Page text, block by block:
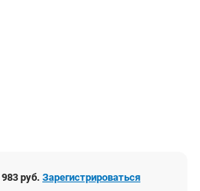
983 руб. Зарегистрироваться